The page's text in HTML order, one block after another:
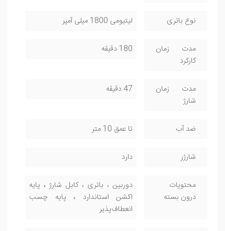
نوع باتری لیتیومی 1800 میلی آمپر
مدت زمان
کارکرد
180 دقیقه
مدت زمان
شارژ
47 دقیقه
ضد آب تا عمق 10 متر
شارژر دارد
محتویات
درون بسته
دوربین ، باتری ، کابل شارژ ، پایه
اکشن استاندارد ، پایه چسب
انعطاف‌پذیر